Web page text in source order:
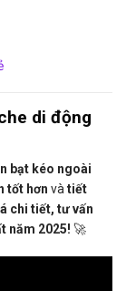
di động
bạt kéo ngoài
tốt hơn vàtiết
chi tiết, tư vấn
năm 2025! 🚀